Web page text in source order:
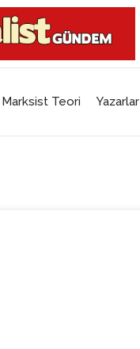
Marksist Teori Yazarlar